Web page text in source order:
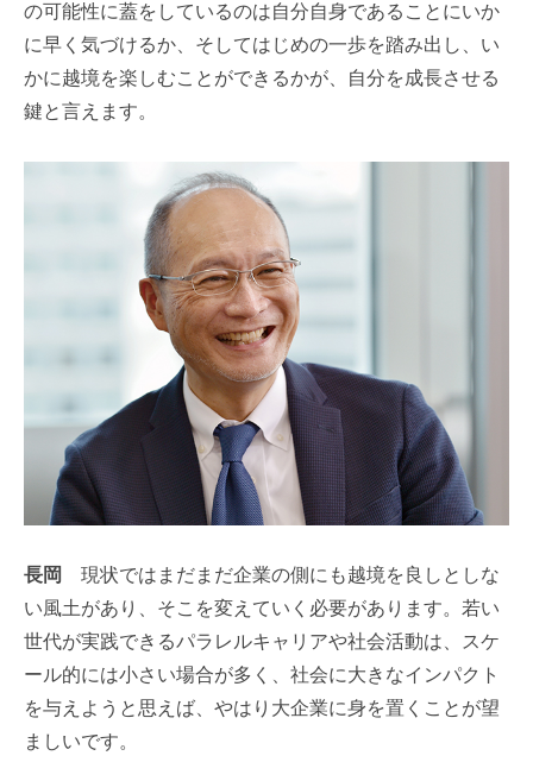
の可能性に蓋をしているのは自分自身であることにいか
に早く気づけるか、そしてはじめの一歩を踏み出し、い
かに越境を楽しむことができるかが、自分を成長させる
鍵と言えます。
長岡
現状ではまだまだ企業の側にも越境を良しとしな
い風土があり、そこを変えていく必要があります。若い
世代が実践できるパラレルキャリアや社会活動は、スケ
ール的には小さい場合が多く、社会に大きなインパクト
を与えようと思えば、やはり大企業に身を置くことが望
ましいです。